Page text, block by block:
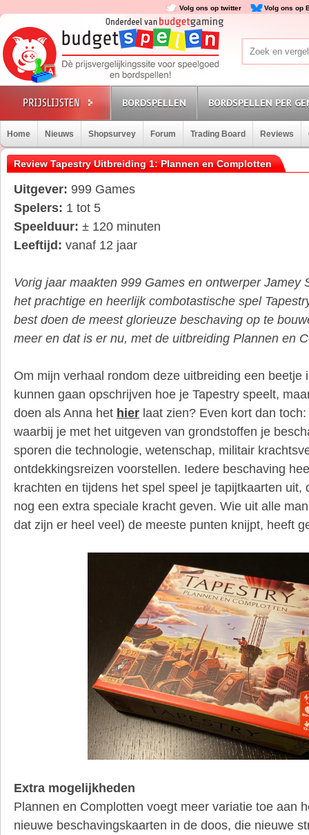
Volg ons op twitter Volg ons op
BORDSPELLEN BORDSPELLEN PER
Home Nieuws Shopsurvey Forum Trading Board Reviews
Review Tapestry Uitbreiding 1: Plannen en Complotten
Uitgever: 999 Games
Spelers: 1 tot 5
Speelduur: ± 120 minuten
Leeftijd: vanaf 12 jaar
Vorig jaar maakten 999 Games en ontwerper Jamey
het prachtige en heerlijk combotastische spel
best doen de meest glorieuze beschaving op te
meer en dat is er nu, met de uitbreiding Plannen en
Om mijn verhaal rondom deze uitbreiding een beetje
kunnen gaan opschrijven hoe je Tapestry speelt,
doen als Anna het hier laat zien? Even kort dan
waarbij je met het uitgeven van grondstoffen je
sporen die technologie, wetenschap, militair
ontdekkingsreizen voorstellen. Iedere beschaving
krachten en tijdens het spel speel je tapijtkaarten uit,
nog een extra speciale kracht geven. Wie uit alle
dat zijn er heel veel) de meeste punten knijpt, heeft
Extra mogelijkheden
Plannen en Complotten voegt meer variatie toe aan
nieuwe beschavingskaarten in de doos, die nieuwe